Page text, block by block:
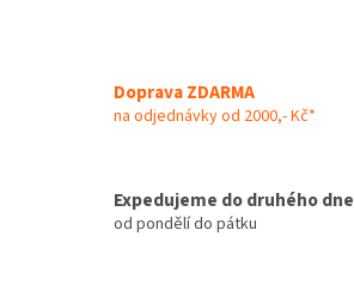
Doprava ZDARMA
na odjednávky od 2000,- Kč*
Expedujeme do druhého dne
od pondělí do pátku